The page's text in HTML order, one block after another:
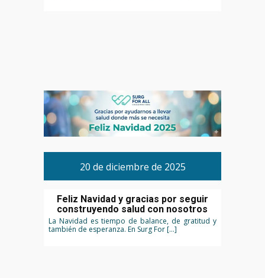
20 de diciembre de 2025
Feliz Navidad y gracias por seguir
construyendo salud con nosotros
La Navidad es tiempo de balance, de gratitud y
también de esperanza. En Surg For […]